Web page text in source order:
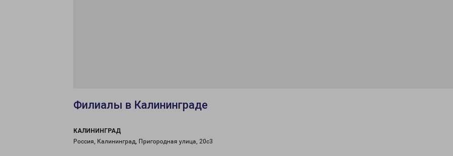
Филиалы в Калининграде
КАЛИНИНГРАД
Россия, Калининград, Пригородная улица, 20с3